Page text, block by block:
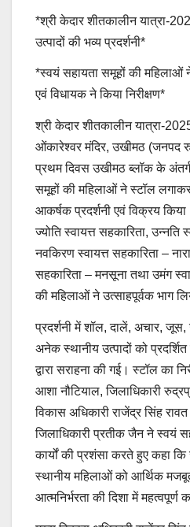
*श्री केदार शीतकालीन यात्रा-
उत्पादों की भव्य प्रदर्शनी*
*स्वयं सहायता समूहों की महिलाओं
एवं विधायक ने किया निरीक्षण*
श्री केदार शीतकालीन यात्रा-
ओंकारेश्वर मंदिर, उखीमठ (जनपद
प्रथम दिवस उखीमठ ब्लॉक के
समूहों की महिलाओं ने स्टॉल लगाकर
आकर्षक प्रदर्शनी एवं विक्रय
ज्योति स्वायत्त सहकारिता, उन्नति
नवकिरण स्वायत्त सहकारिता –
सहकारिता – मनसूना तथा उमंग
की महिलाओं ने उत्साहपूर्वक भाग
प्रदर्शनी में शॉल, दालें, अचार, जूस,
अनेक स्थानीय उत्पादों को
द्वारा सराहना की गई। स्टॉल का
आशा नौटियाल, जिलाधिकारी
विकास अधिकारी राजेंद्र सिंह रावत
जिलाधिकारी प्रतीक जैन ने स्वयं
कार्यों की प्रशंसा करते हुए कहा
स्थानीय महिलाओं को आर्थिक
आत्मनिर्भरता की दिशा में महत्वपूर्ण